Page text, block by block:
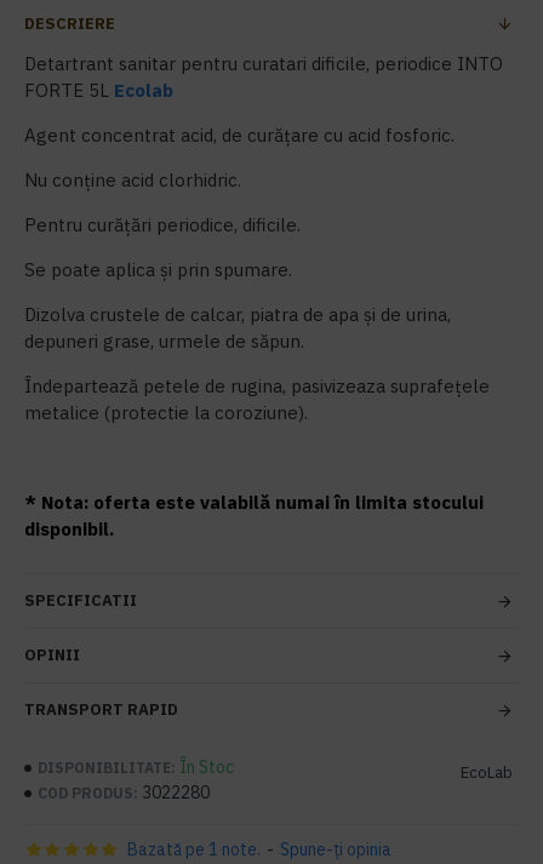
DESCRIERE
Detartrant sanitar pentru curatari dificile, periodice INTO
FORTE 5L Ecolab
Agent concentrat acid, de curățare cu acid fosforic.
Nu conține acid clorhidric.
Pentru curățări periodice, dificile.
Se poate aplica și prin spumare.
Dizolva crustele de calcar, piatra de apa și de urina,
depuneri grase, urmele de săpun.
Îndepartează petele de rugina, pasivizeaza suprafețele
metalice (protectie la coroziune).
* Nota: oferta este valabilă numai în limita stocului
disponibil.
SPECIFICATII
OPINII
TRANSPORT RAPID
DISPONIBILITATE: În Stoc
COD PRODUS: 3022280
EcoLab
Bazată pe 1 note. - Spune-ţi opinia